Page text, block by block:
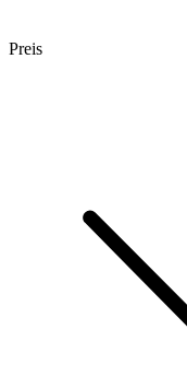
Preis